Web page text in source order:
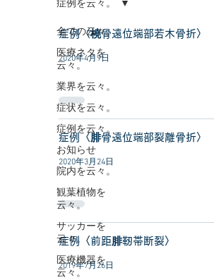
全ての云々。
医療ネタを
云々。
業界を云々。
症状を云々。
症例を云々。
お知らせ
院内を云々。
観葉植物を
云々。
サッカーを
云々。
医療機器を
云々。
症例を云々。
症例〈橈骨遠位端部若木骨折〉
2020年4月9日
症例〈腓骨遠位端部裂離骨折〉
2020年3月24日
症例〈前距腓靭帯断裂〉
2019年7月26日